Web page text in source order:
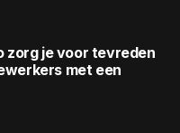
zorg je voor tevreden
met een